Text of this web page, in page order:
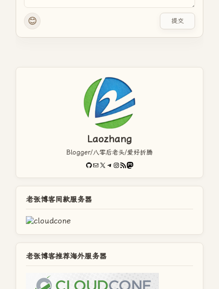
😊 提交
Laozhang
Blogger/八零后老头/爱好折腾
GitHub
电子邮件X Telegram
Instagram
RSS FeedMastodon
老张博客同款服务器
老张博客推荐海外服务器